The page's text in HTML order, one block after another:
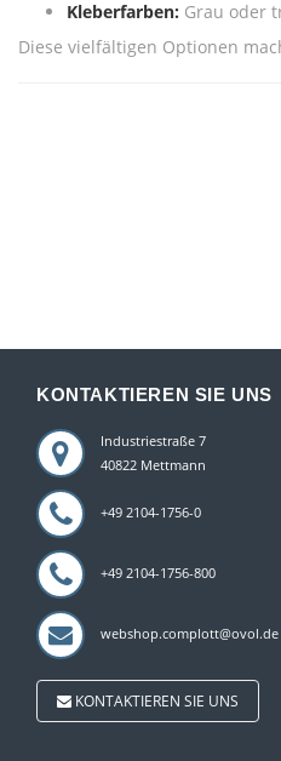
Kleberfarben: Grau oder
Diese vielfältigen Optionen
KONTAKTIEREN SIE UNS
Industriestraße 7
40822 Mettmann
+49 2104-1756-0
+49 2104-1756-800
webshop.complott@ovol.de
KONTAKTIEREN SIE UNS